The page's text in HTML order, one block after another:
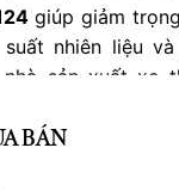
giúp giảm
nhiên liệu
sản xuất xe
độ bền của
BÁN